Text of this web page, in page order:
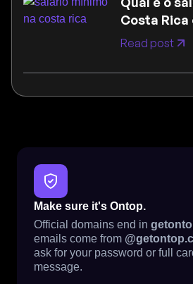
Costa Rica
Read post
Make sure it's Ontop.
Official domains end in
emails come from
ask for your password or full
message.